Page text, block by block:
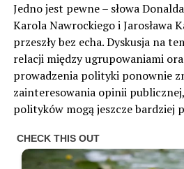
Jedno jest pewne – słowa
Karola Nawrockiego i Jarosława
przeszły bez echa. Dyskusja na
relacji między ugrupowaniami
prowadzenia polityki ponownie
zainteresowania opinii
polityków mogą jeszcze bardziej